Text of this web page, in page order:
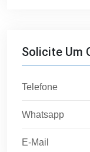
Solicite Um
Telefone
Whatsapp
E-Mail